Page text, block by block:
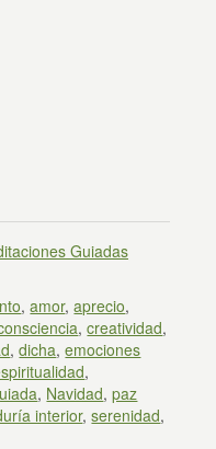
Guiadas
,amor,aprecio,
,creatividad,
,dicha,emociones
,
, Navidad,paz
interior,serenidad,